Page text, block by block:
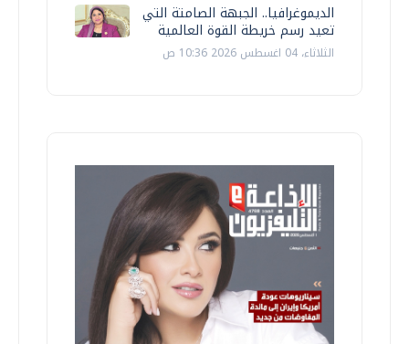
الديموغرافيا.. الجبهة الصامتة التي
تعيد رسم خريطة القوة العالمية
الثلاثاء، 04 اغسطس 2026 10:36 ص